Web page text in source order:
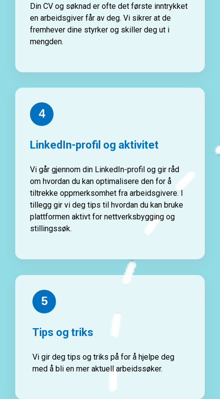
Din CV og søknad er ofte det første inntrykket
en arbeidsgiver får av deg. Vi sikrer at de
fremhever dine styrker og skiller deg ut i
mengden.
4
LinkedIn-profil og aktivitet
Vi går gjennom din LinkedIn-profil og gir råd
om hvordan du kan optimalisere den for å
tiltrekke oppmerksomhet fra arbeidsgivere. I
tillegg gir vi deg tips til hvordan du kan bruke
plattformen aktivt for nettverksbygging og
stillingssøk.
5
Tips og triks
Vi gir deg tips og triks på for å hjelpe deg
med å bli en mer aktuell arbeidssøker.